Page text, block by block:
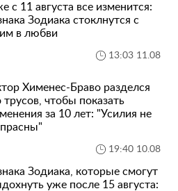
с 11 августа все изменится:
Зодиака стоклнутся с
в любви
13:03 11.08
Хименес-Браво разделся
трусов, чтобы показать
за 10 лет: "Усилия не
19:40 10.08
Зодиака, которые смогут
уже после 15 августа: